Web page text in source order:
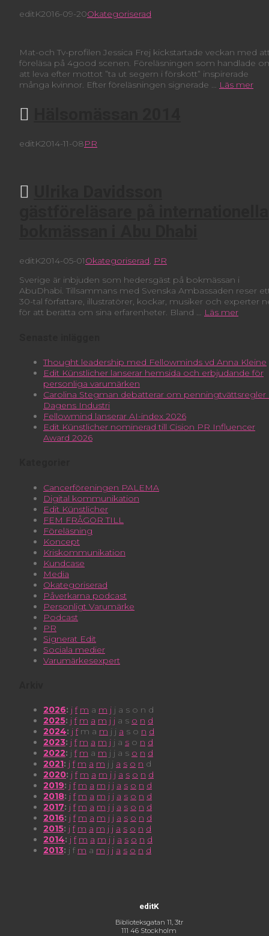
editK2016-09-20Okategoriserad
Mat-och Tv-profilen Jessica Frej kickstartade veckan med
föreläsa på 4good scenen. Föreläsningen som handlade
att leva efter mottot ”ta ut segern i förskott” inspirerade
många kvinnor. Efter föreläsningen signerade … Läs mer
editK2014-11-08PR
editK2014-05-01Okategoriserad, PR
Sverige är inbjuden som hedersgäst på bokmässan i
AbuDhabi. Tillsammans med Svenska Ambassaden reser
30-tal författare, illustratörer, kockar, musiker och experter
för att berätta om sina erfarenheter. Bland … Läs mer
Thought leadership med Fellowminds vd Anna Kleine
Edit Künstlicher lanserar hemsida och erbjudande för
personliga varumärken
Carolina Stegman debatterar om penningtvättsregler
Dagens Industri
Fellowmind lanserar AI-index 2026
Edit Künstlicher nominerad till Cision PR Influencer
Award 2026
Cancerföreningen PALEMA
Digital kommunikation
Edit Künstlicher
FEM FRÅGOR TILL
Föreläsning
Koncept
Kriskommunikation
Kundcase
Media
Okategoriserad
Påverkarna podcast
Personligt Varumärke
Podcast
PR
Signerat Edit
Sociala medier
Varumärkesexpert
2026: j f m a m j j a s o n d
2025: j f m a m j j a s o n d
2024: j f m a m j j a s o n d
2023: j f m a m j j a s o n d
2022: j f m a m j j a s o n d
2021: j f m a m j j a s o n d
2020: j f m a m j j a s o n d
2019: j f m a m j j a s o n d
2018: j f m a m j j a s o n d
2017: j f m a m j j a s o n d
2016: j f m a m j j a s o n d
2015: j f m a m j j a s o n d
2014: j f m a m j j a s o n d
2013: j f m a m j j a s o n d
editK
Biblioteksgatan 11, 3tr
111 46 Stockholm